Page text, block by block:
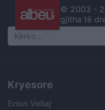
© 2003 -
gjitha të
Search
Kryesore
Erion Veliaj